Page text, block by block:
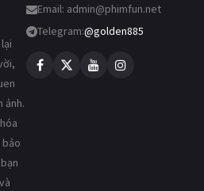
ảnh.
bảo
Email: admin@phimfun.net
Telegram:@golden885